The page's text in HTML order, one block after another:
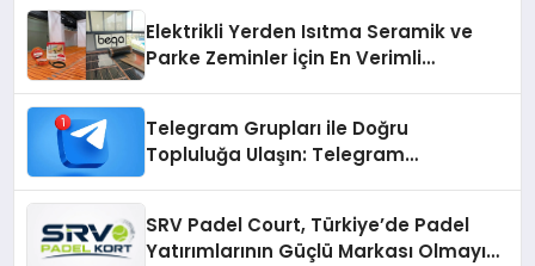
Elektrikli Yerden Isıtma Seramik ve
Parke Zeminler İçin En Verimli
Telegram Grupları ile Doğru
Topluluğa Ulaşın: Telegram
SRV Padel Court, Türkiye’de Padel
Yatırımlarının Güçlü Markası Olmayı